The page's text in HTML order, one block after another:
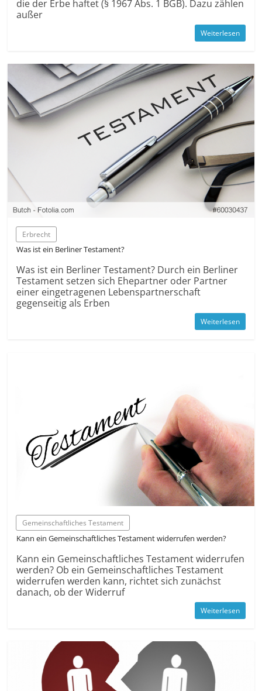
die der Erbe haftet (§ 1967 Abs. 1 BGB). Dazu zählen
außer
Weiterlesen
Erbrecht
Was ist ein Berliner Testament?
Was ist ein Berliner Testament? Durch ein Berliner
Testament setzen sich Ehepartner oder Partner
einer ein­getragenen Lebens­partnerschaft
gegenseitig als Erben
Weiterlesen
Gemein­schaftliches Testament
Kann ein Gemein­schaftliches Testament widerrufen werden?
Kann ein Gemein­schaftliches Testament widerrufen
werden? Ob ein Gemein­schaftliches Testament
widerrufen werden kann, richtet sich zunächst
danach, ob der Widerruf
Weiterlesen